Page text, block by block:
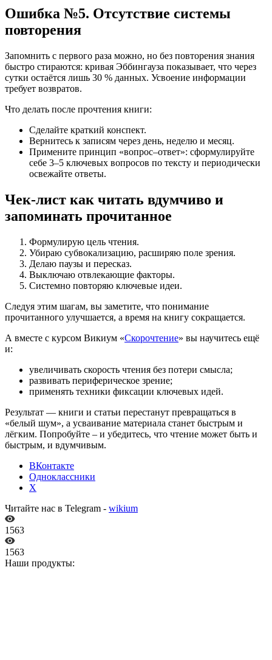
Ошибка №5. Отсутствие системы
повторения
Запомнить с первого раза можно, но без повторения знания
быстро стираются: кривая Эббингауза показывает, что через
сутки остаётся лишь 30 % данных. Усвоение информации
требует возвратов.
Что делать после прочтения книги:
Сделайте краткий конспект.
Вернитесь к записям через день, неделю и месяц.
Примените принцип «вопрос–ответ»: сформулируйте
себе 3–5 ключевых вопросов по тексту и периодически
освежайте ответы.
Чек-лист как читать вдумчиво и
запоминать прочитанное
Формулирую цель чтения.
Убираю субвокализацию, расширяю поле зрения.
Делаю паузы и пересказ.
Выключаю отвлекающие факторы.
Системно повторяю ключевые идеи.
Следуя этим шагам, вы заметите, что понимание
прочитанного улучшается, а время на книгу сокращается.
А вместе с курсом Викиум «Скорочтение» вы научитесь ещё
и:
увеличивать скорость чтения без потери смысла;
развивать периферическое зрение;
применять техники фиксации ключевых идей.
Результат — книги и статьи перестанут превращаться в
«белый шум», а усваивание материала станет быстрым и
лёгким. Попробуйте – и убедитесь, что чтение может быть и
быстрым, и вдумчивым.
ВКонтакте
Одноклассники
X
Читайте нас в Telegram - wikium
1563
1563
Наши продукты: